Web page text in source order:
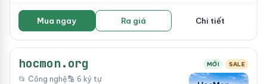
Mua ngay Ra giá Chi tiết
hocmon.org MỚI SALE
📂 Công nghệ🔡 6 ký tự